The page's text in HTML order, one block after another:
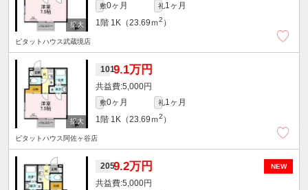
敷0ヶ月 礼1ヶ月
1階 1K（23.69ｍ2 ）
ピタットハウス武蔵境店
1019.1万円
5,000円
敷0ヶ月 礼1ヶ月
1階 1K（23.69ｍ2 ）
ピタットハウス阿佐ヶ谷店
NEW
2059.2万円
5,000円